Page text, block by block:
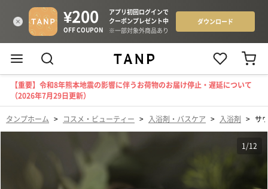
【重要】令和8年熊本地震の影響に伴うお荷物のお届け停止・遅延について
（2026年7月29日更新）
タンプホーム > コスメ・ビューティー > 入浴剤・バスケア > 入浴剤 > サ
1/12